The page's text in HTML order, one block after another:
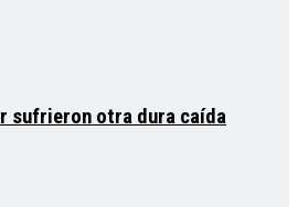
sufrieron otra dura caída